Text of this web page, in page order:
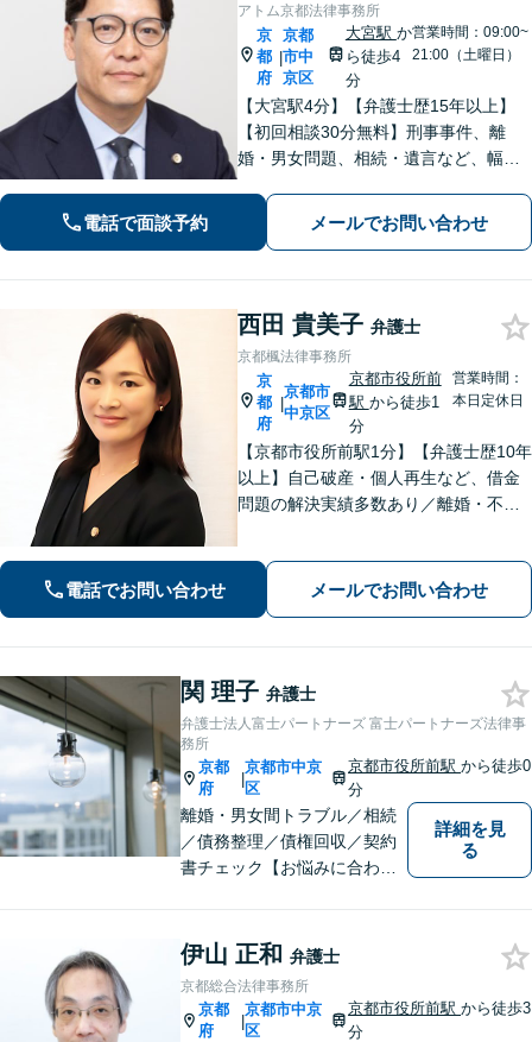
アトム京都法律事務所
京
都
府
|
京都
市中
京区
大宮駅 か
ら徒歩4
分
営業時間：09:00~
21:00（土曜日）
【大宮駅4分】【弁護士歴15年以上】
【初回相談30分無料】刑事事件、離
婚・男女問題、相続・遺言など、幅広
る状況やご希望を丁寧にヒアリング
し、依頼者さまにとって最善の答えを
電話で面談予約 メールでお問い合わせ
西田 貴美子 弁護士
京都楓法律事務所
京
都
府
|
京都市
中京区
京都市役所前
駅 から徒歩1
分
営業時間：
本日定休日
【京都市役所前駅1分】【弁護士歴10年
以上】自己破産・個人再生など、借金
問題の解決実績多数あり／離婚・不貞
みでもお気軽にご利用ください】
電話でお問い合わせ メールでお問い合わせ
関 理子 弁護士
弁護士法人富士パートナーズ 富士パートナーズ法律事
務所
京都
府
|
京都市中京
区
京都市役所前駅から徒歩0
分
離婚・男女間トラブル／相続
／債務整理／債権回収／契約
書チェック【お悩みに合わせ
詳細を見
る
伊山 正和 弁護士
京都総合法律事務所
京都
府
|
京都市中京
区
京都市役所前駅から徒歩3
分